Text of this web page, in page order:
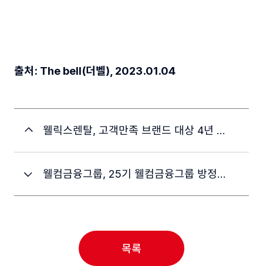
출처: The bell(더벨), 2023.01.04
웰릭스렌탈, 고객만족 브랜드 대상 4년 연속 수상
웰컴금융그룹, 25기 웰컴금융그룹 방정환 장학생 모집
목록